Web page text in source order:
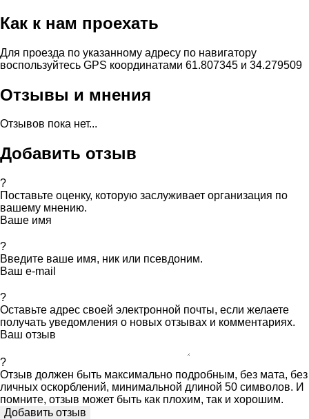
Как к нам проехать
Для проезда по указанному адресу по навигатору
воспользуйтесь GPS координатами 61.807345 и 34.279509
Отзывы и мнения
Отзывов пока нет...
Добавить отзыв
?
Поставьте оценку, которую заслуживает организация по
вашему мнению.
Ваше имя
?
Введите ваше имя, ник или псевдоним.
Ваш e-mail
?
Оставьте адрес своей электронной почты, если желаете
получать уведомления о новых отзывах и комментариях.
Ваш отзыв
?
Отзыв должен быть максимально подробным, без мата, без
личных оскорблений, минимальной длиной 50 символов. И
помните, отзыв может быть как плохим, так и хорошим.